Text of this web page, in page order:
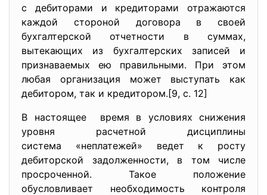
с дебиторами и кредиторами отражаются
каждой стороной договора в своей
бухгалтерской отчетности в суммах,
вытекающих из бухгалтерских записей и
признаваемых ею правильными. При этом
любая организация может выступать как
дебитором, так и кредитором.[9, с. 12]
В настоящее время в условиях снижения
уровня расчетной дисциплины
система «неплатежей» ведет к росту
дебиторской задолженности, в том числе
просроченной. Такое положение
обусловливает необходимость контроля